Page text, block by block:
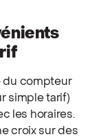
du compteur
simple tarif)
les horaires.
croix sur des